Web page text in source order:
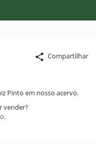
Compartilhar
Pinto em nosso acervo.
vender?